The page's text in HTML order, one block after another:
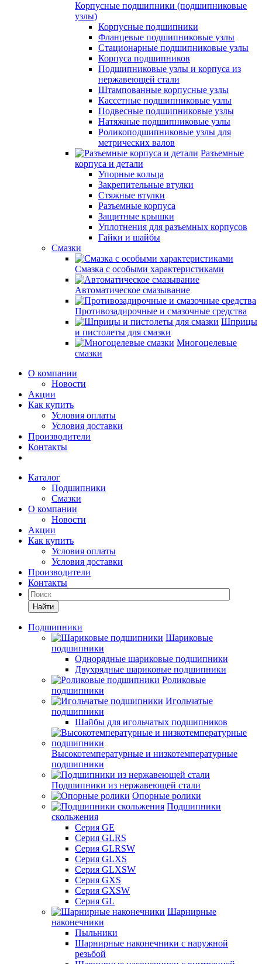
Корпусные подшипники (подшипниковые
узлы)
Корпусные подшипники
Фланцевые подшипниковые узлы
Стационарные подшипниковые узлы
Корпуса подшипников
Подшипниковые узлы и корпуса из
нержавеющей стали
Штампованные корпусные узлы
Кассетные подшипниковые узлы
Подвесные подшипниковые узлы
Натяжные подшипниковые узлы
Роликоподшипниковые узлы для
метрических валов
Разъемные
корпуса и детали
Упорные кольца
Закрепительные втулки
Стяжные втулки
Разъемные корпуса
Защитные крышки
Уплотнения для разъемных корпусов
Гайки и шайбы
Смазки
Смазка с особыми характеристиками
Автоматическое смазывание
Противозадирочные и смазочные средства
Шприцы
и пистолеты для смазки
Многоцелевые
смазки
О компании
Новости
Акции
Как купить
Условия оплаты
Условия доставки
Производители
Контакты
Каталог
Подшипники
Смазки
О компании
Новости
Акции
Как купить
Условия оплаты
Условия доставки
Производители
Контакты
Найти
Подшипники
Шариковые
подшипники
Однорядные шариковые подшипники
Двухрядные шариковые подшипники
Роликовые
подшипники
Игольчатые
подшипники
Шайбы для игольчатых подшипников
Высокотемпературные и низкотемпературные
подшипники
Подшипники из нержавеющей стали
Опорные ролики
Подшипники
скольжения
Серия GE
Серия GLRS
Серия GLRSW
Серия GLXS
Серия GLXSW
Серия GXS
Серия GXSW
Серия GL
Шарнирные
наконечники
Пыльники
Шарнирные наконечники с наружной
резьбой